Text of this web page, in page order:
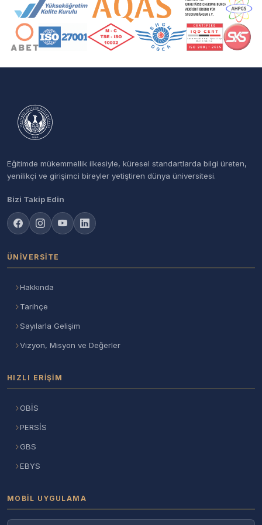
Eğitimde mükemmellik ilkesiyle, küresel standartlarda bilgi üreten,
yenilikçi ve girişimci bireyler yetiştiren dünya üniversitesi.
Bizi Takip Edin
ÜNIVERSITE
Hakkında
Tarihçe
Sayılarla Gelişim
Vizyon, Misyon ve Değerler
HIZLI ERIŞIM
OBİS
PERSİS
GBS
EBYS
MOBIL UYGULAMA